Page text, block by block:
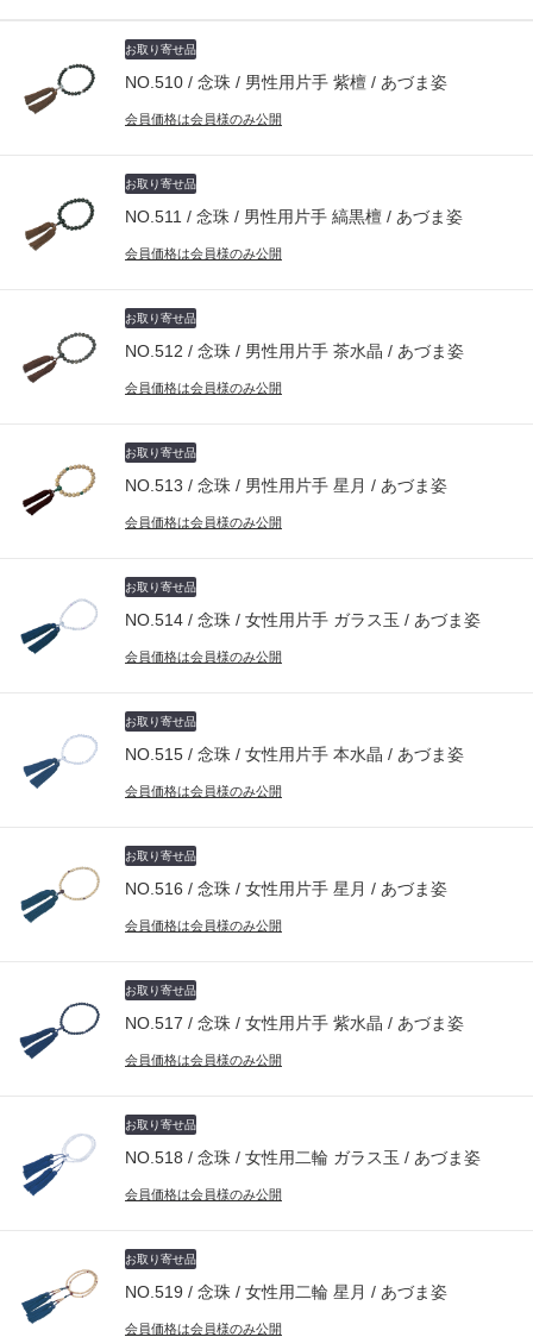
お取り寄せ品
NO.510 / 念珠 / 男性用片手 紫檀 / あづま姿
会員価格は会員様のみ公開
お取り寄せ品
NO.511 / 念珠 / 男性用片手 縞黒檀 / あづま姿
会員価格は会員様のみ公開
お取り寄せ品
NO.512 / 念珠 / 男性用片手 茶水晶 / あづま姿
会員価格は会員様のみ公開
お取り寄せ品
NO.513 / 念珠 / 男性用片手 星月 / あづま姿
会員価格は会員様のみ公開
お取り寄せ品
NO.514 / 念珠 / 女性用片手 ガラス玉 / あづま姿
会員価格は会員様のみ公開
お取り寄せ品
NO.515 / 念珠 / 女性用片手 本水晶 / あづま姿
会員価格は会員様のみ公開
お取り寄せ品
NO.516 / 念珠 / 女性用片手 星月 / あづま姿
会員価格は会員様のみ公開
お取り寄せ品
NO.517 / 念珠 / 女性用片手 紫水晶 / あづま姿
会員価格は会員様のみ公開
お取り寄せ品
NO.518 / 念珠 / 女性用二輪 ガラス玉 / あづま姿
会員価格は会員様のみ公開
お取り寄せ品
NO.519 / 念珠 / 女性用二輪 星月 / あづま姿
会員価格は会員様のみ公開